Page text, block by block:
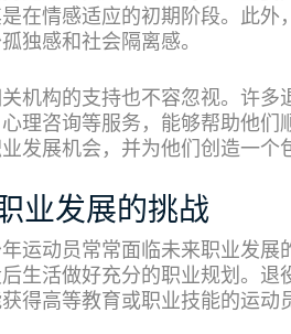
在情感适应的初期阶段。此
独感和社会隔离感。
机构的支持也不容忽视。许
理咨询等服务，能够帮助他
发展机会，并为他们创造一个
业发展的挑战
运动员常常面临未来职业发
生活做好充分的职业规划。
得高等教育或职业技能的运动